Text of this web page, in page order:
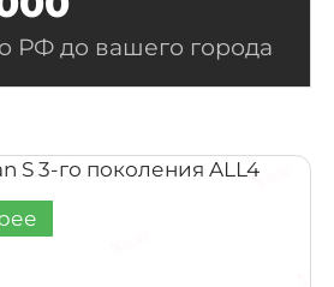
РФ до вашего города